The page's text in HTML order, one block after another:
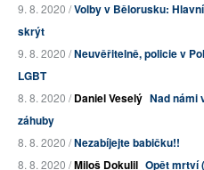
9. 8. 2020 /Volby v Bělorusku:
skrýt
9. 8. 2020 /Neuvěřitelně, policie v
LGBT
8. 8. 2020 /Daniel Veselý Nad námi
záhuby
8. 8. 2020 /Nezabíjejte babičku!!
8. 8. 2020 /Miloš Dokulil Opět mrtví